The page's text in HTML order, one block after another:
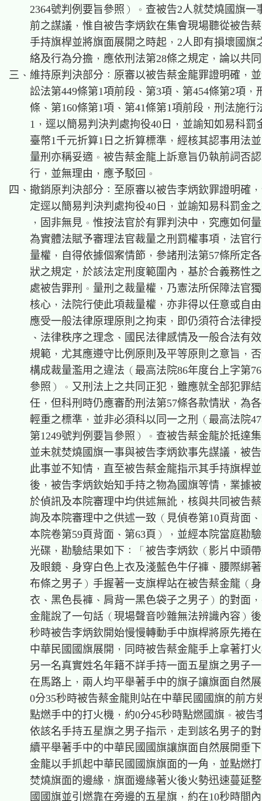
2364號判例要旨參照）。查被告2人就焚燒國旗一
前之謀議，惟自被告李炳欽在集會現場聽從被告
手持旗桿並將旗面展開之時起，2人即有損壞國旗
絡及行為分擔，應依刑法第28條之規定，論以共
三、維持原判決部分：原審以被告蔡金龍罪證明確，
訟法第449條第1項前段、第3項、第454條第2項，
條、第160條第1項、第41條第1項前段，刑法施行
1，逕以簡易判決判處拘役40日，並諭知如易科罰
臺幣1千元折算1日之折算標準，經核其認事用法
量刑亦稱妥適。被告蔡金龍上訴意旨仍執前詞否
    行，並無理由，應予駁回。
四、撤銷原判決部分：至原審以被告李炳欽罪證明確
定逕以簡易判決判處拘役40日，並諭知易科罰金
，固非無見。惟按法官於有罪判決中，究應如何
為實體法賦予審理法官裁量之刑罰權事項，法官
量權，自得依據個案情節，參諸刑法第57條所定
狀之規定，於該法定刑度範圍內，基於合義務性
處被告罪刑。量刑之裁量權，乃憲法所保障法官
核心，法院行使此項裁量權，亦非得以任意或自
應受一般法律原理原則之拘束，即仍須符合法律
、法律秩序之理念、國民法律感情及一般合法有
規範，尤其應遵守比例原則及平等原則之意旨，
構成裁量濫用之違法（最高法院86年度台上字第
參照）。又刑法上之共同正犯，雖應就全部犯罪
任，但科刑時仍應審酌刑法第57條各款情狀，為
輕重之標準，並非必須科以同一之刑（最高法院
第1249號判例要旨參照）。查被告蔡金龍於抵達
並未就焚燒國旗一事與被告李炳欽事先謀議，被
此事並不知情，直至被告蔡金龍指示其手持旗桿
後，被告李炳欽始知手持之物為國旗等情，業據
於偵訊及本院審理中均供述無訛，核與共同被告
詢及本院審理中之供述一致（見偵卷第10頁背面
本院卷第59頁背面、第63頁），並經本院當庭勘
光碟，勘驗結果如下：「被告李炳欽（影片中頭
及眼鏡、身穿白色上衣及淺藍色牛仔褲、腰際綁
布條之男子）手握著一支旗桿站在被告蔡金龍（
衣、黑色長褲、肩背一黑色袋子之男子）的對面
金龍說了一句話（現場聲音吵雜無法辨識內容）
秒時被告李炳欽開始慢慢轉動手中旗桿將原先捲
中華民國國旗展開，同時被告蔡金龍手上拿著打
另一名真實姓名年籍不詳手持一面五星旗之男子
在馬路上，兩人均平舉著手中的旗子讓旗面自然
0分35秒時被告蔡金龍則站在中華民國國旗的前方
點燃手中的打火機，約0分45秒時點燃國旗。被告
依該名手持五星旗之男子指示，走到該名男子的
續平舉著手中的中華民國國旗讓旗面自然展開垂
金龍以手抓起中華民國國旗旗面的一角，並點燃
焚燒旗面的邊緣，旗面邊緣著火後火勢迅速蔓延
國國旗並引燃靠在旁邊的五星旗，約在10秒時間